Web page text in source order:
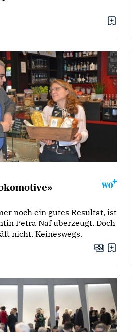
noch ein gutes Resultat, ist
Petra Näf überzeugt. Doch
nicht. Keineswegs.